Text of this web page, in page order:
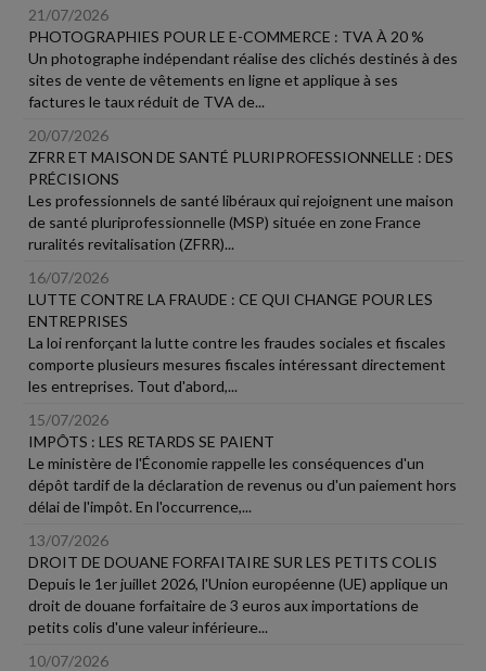
21/07/2026
PHOTOGRAPHIES POUR LE E-COMMERCE : TVA À 20 %
Un photographe indépendant réalise des clichés destinés à des
sites de vente de vêtements en ligne et applique à ses
factures le taux réduit de TVA de...
20/07/2026
ZFRR ET MAISON DE SANTÉ PLURIPROFESSIONNELLE : DES
PRÉCISIONS
Les professionnels de santé libéraux qui rejoignent une maison
de santé pluriprofessionnelle (MSP) située en zone France
ruralités revitalisation (ZFRR)...
16/07/2026
LUTTE CONTRE LA FRAUDE : CE QUI CHANGE POUR LES
ENTREPRISES
La loi renforçant la lutte contre les fraudes sociales et fiscales
comporte plusieurs mesures fiscales intéressant directement
les entreprises. Tout d'abord,...
15/07/2026
IMPÔTS : LES RETARDS SE PAIENT
Le ministère de l'Économie rappelle les conséquences d'un
dépôt tardif de la déclaration de revenus ou d'un paiement hors
délai de l'impôt. En l'occurrence,...
13/07/2026
DROIT DE DOUANE FORFAITAIRE SUR LES PETITS COLIS
Depuis le 1er juillet 2026, l'Union européenne (UE) applique un
droit de douane forfaitaire de 3 euros aux importations de
petits colis d'une valeur inférieure...
10/07/2026